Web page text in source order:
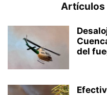
Artículos
del